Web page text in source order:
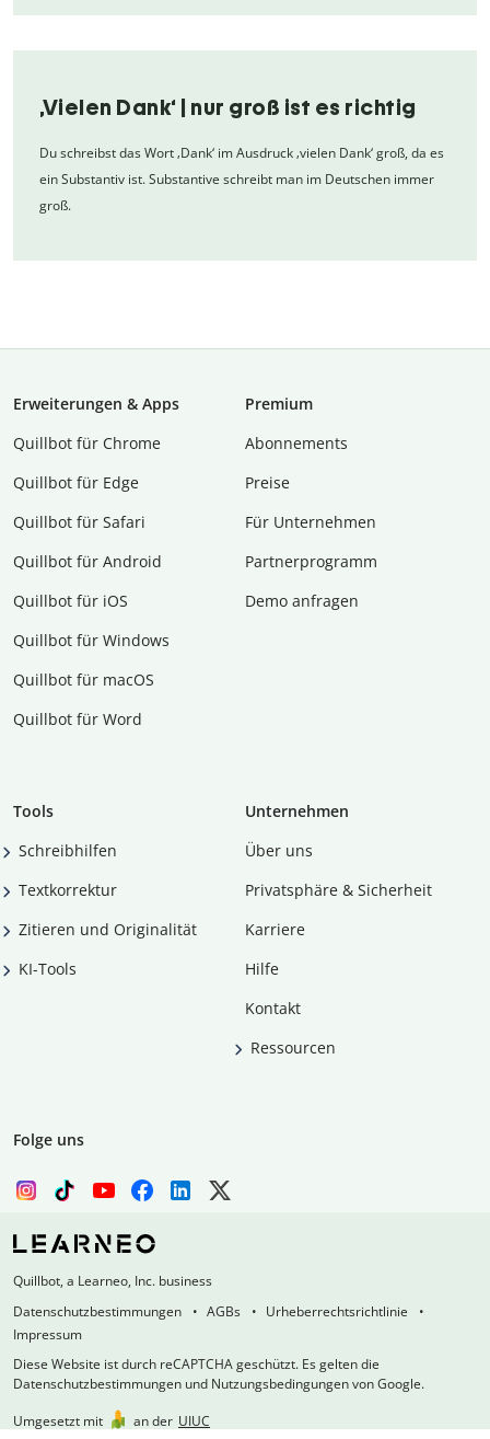
‚Vielen Dank‘ | nur groß ist es richtig
Du schreibst das Wort ‚Dank‘ im Ausdruck ‚vielen Dank‘ groß, da es
ein Substantiv ist. Substantive schreibt man im Deutschen immer
groß.
Erweiterungen & Apps
Quillbot für Chrome
Quillbot für Edge
Quillbot für Safari
Quillbot für Android
Quillbot für iOS
Quillbot für Windows
Quillbot für macOS
Quillbot für Word
Premium
Abon­ne­ments
Preise
Für Unternehmen
Partnerprogramm
Demo anfragen
Tools
Schreibhilfen
Textkorrektur
Zitieren und Originalität
KI-Tools
Unternehmen
Über uns
Privatsphäre & Sicherheit
Karriere
Hilfe
Kontakt
Ressourcen
Folge uns
Quillbot, a Learneo, Inc. business
Datenschutzbestimmungen
AGBs
Urheberrechtsrichtlinie
Impressum
Diese Website ist durch reCAPTCHA geschützt. Es gelten die
Datenschutzbestimmungen und Nutzungsbedingungen von Google.
Umgesetzt mit
an der UIUC